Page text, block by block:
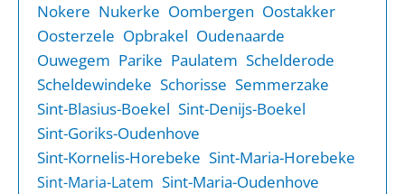
Nokere Nukerke Oombergen Oostakker
Oosterzele Opbrakel Oudenaarde
Ouwegem Parike Paulatem Schelderode
Scheldewindeke Schorisse Semmerzake
Sint-Blasius-Boekel Sint-Denijs-Boekel
Sint-Goriks-Oudenhove
Sint-Kornelis-Horebeke Sint-Maria-Horebeke
Sint-Maria-Latem Sint-Maria-Oudenhove